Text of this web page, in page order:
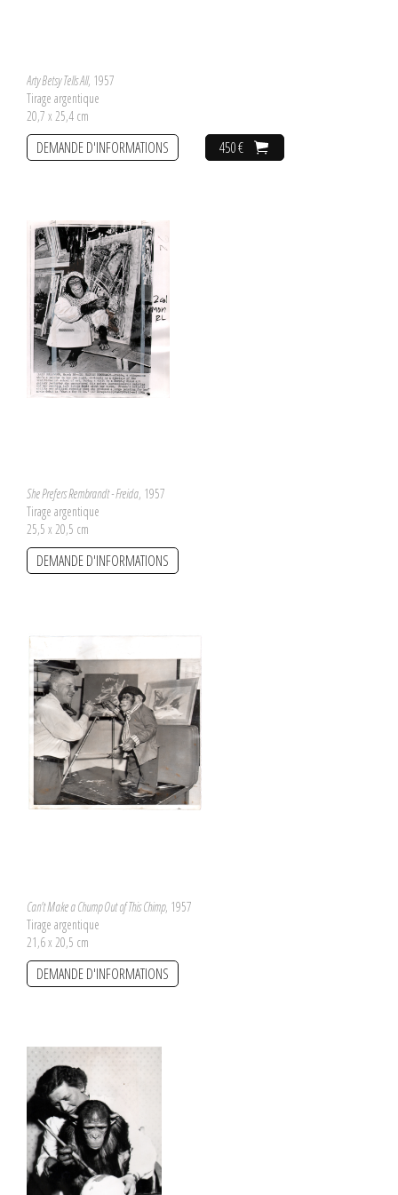
Arty Betsy Tells All, 1957
Tirage argentique
20,7 x 25,4 cm
450 €
DEMANDE D'INFORMATIONS
She Prefers Rembrandt - Freida, 1957
Tirage argentique
25,5 x 20,5 cm
DEMANDE D'INFORMATIONS
Can't Make a Chump Out of This Chimp, 1957
Tirage argentique
21,6 x 20,5 cm
DEMANDE D'INFORMATIONS